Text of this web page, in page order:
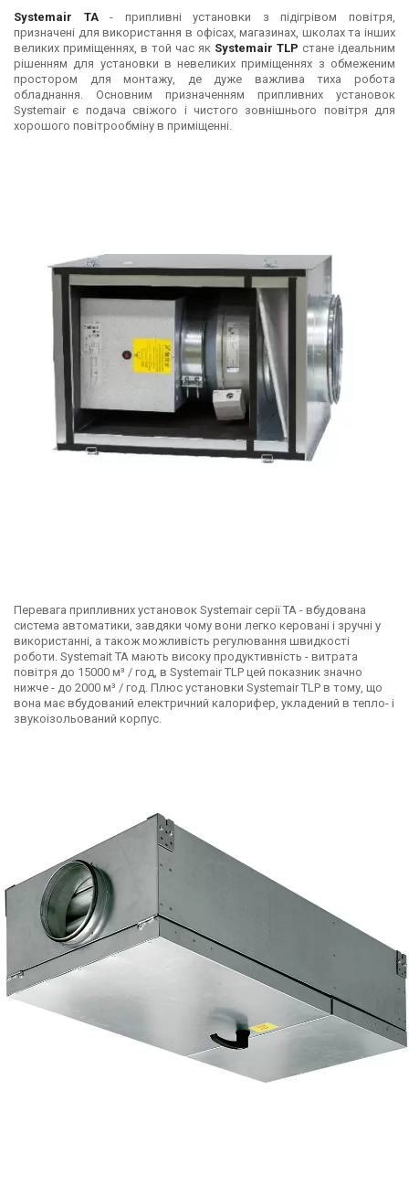
Systemair TA- припливні установки з підігрівом повітря,
призначені для використання в офісах, магазинах, школах та інших
великих приміщеннях, в той час як Systemair TLP стане ідеальним
рішенням для установки в невеликих приміщеннях з обмеженим
простором для монтажу, де дуже важлива тиха робота
обладнання. Основним призначенням припливних установок
Systemair є подача свіжого і чистого зовнішнього повітря для
хорошого повітрообміну в приміщенні.
Перевага припливних установок Systemair серії TA - вбудована
система автоматики, завдяки чому вони легко керовані і зручні у
використанні, а також можливість регулювання швидкості
роботи. Systemait TA мають високу продуктивність - витрата
повітря до 15000 м³ / год, в Systemair TLP цей показник значно
нижче - до 2000 м³ / год. Плюс установки Systemair TLP в тому, що
вона має вбудований електричний калорифер, укладений в тепло- і
звукоізольований корпус.